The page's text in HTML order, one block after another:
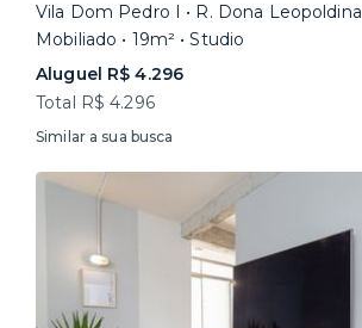
Vila Dom Pedro I • R. Dona Leopoldina
Mobiliado • 19m² • Studio
Aluguel R$ 4.296
Total R$ 4.296
Similar a sua busca